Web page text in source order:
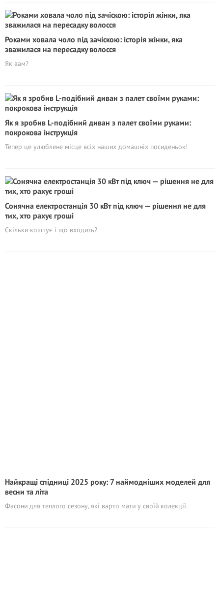
Роками ховала чоло під зачіскою: історія жінки, яка
зважилася на пepeсадкy волосся
Як вам?
Як я зробив L-подібний диван з палет своїми руками:
покрокова інструкція
Тепер це улюблене місце всіх наших домашніх посиденьок!
Сонячна електростанція 30 кВт під ключ — рішення не для
тих, хто рахує гроші
Скільки коштує і що входить?
Найкращі спідниці 2025 року: 7 наймодніших моделей для
весни та літа
Фасони для теплого сезону, які варто мати у своїй колекції.